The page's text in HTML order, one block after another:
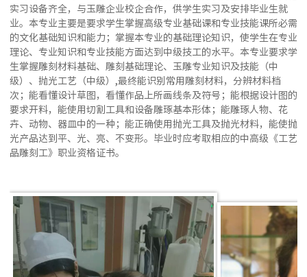
实习设备齐全，与玉雕企业校企合作，供学生实习及安排毕业生就
业。本专业主要是要求学生掌握高级专业基础课和专业技能课所必需
的文化基础知识和能力；掌握本专业的基础理论知识，使学生在专业
理论、专业知识和专业技能方面达到中级技工的水平。本专业要求学
生掌握雕刻材料基础、雕刻基础理论、玉雕专业知识及技能（中
级）、抛光工艺（中级）,最终能识别常用雕刻材料，分辨材料档
次；能看懂设计草图，看懂作品上所画线条及符号；能根据设计图的
要求开料，能使用切割工具和设备雕琢基本形体；能雕琢人物、花
卉、动物、器皿中的一种；能正确使用抛光工具及抛光材料，能使抛
光产品达到平、光、亮、不变形。毕业时应考取相应的中高级《工艺
品雕刻工》职业资格证书。